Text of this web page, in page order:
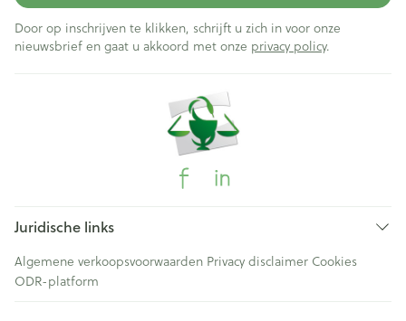
Door op inschrijven te klikken, schrijft u zich in voor onze
nieuwsbrief en gaat u akkoord met onze privacy policy.
Juridische links
Algemene verkoopsvoorwaarden Privacy disclaimer Cookies
ODR-platform